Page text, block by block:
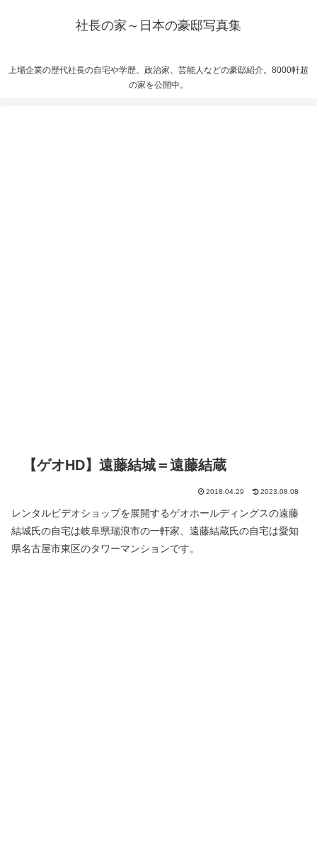
社長の家～日本の豪邸写真集
上場企業の歴代社長の自宅や学歴、政治家、芸能人などの豪邸紹介。8000軒超
の家を公開中。
【ゲオHD】遠藤結城＝遠藤結蔵
2018.04.29 2023.08.08
レンタルビデオショップを展開するゲオホールディングスの遠藤
結城氏の自宅は岐阜県瑞浪市の一軒家、遠藤結蔵氏の自宅は愛知
県名古屋市東区のタワーマンションです。